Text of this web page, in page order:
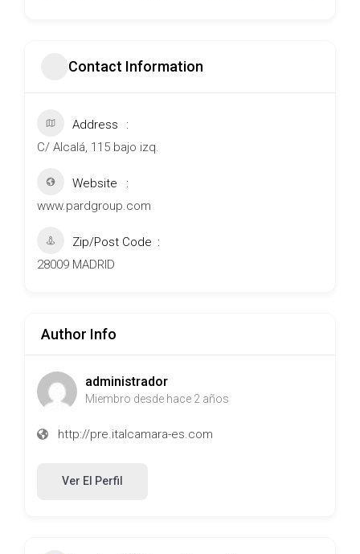
Contact Information
Address
C/ Alcalá, 115 bajo izq.
Website
www.pardgroup.com
Zip/Post Code
28009 MADRID
Author Info
administrador
Miembro desde hace 2 años
http://pre.italcamara-es.com
Ver El Perfil